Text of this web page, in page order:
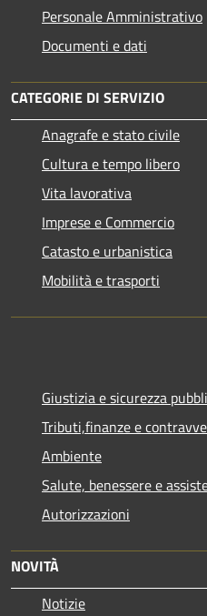
Personale Amministrativo
Documenti e dati
CATEGORIE DI SERVIZIO
Anagrafe e stato civile
Cultura e tempo libero
Vita lavorativa
Imprese e Commercio
Catasto e urbanistica
Mobilità e trasporti
Giustizia e sicurezza
Tributi,finanze e
Ambiente
Salute, benessere e
Autorizzazioni
NOVITÀ
Notizie